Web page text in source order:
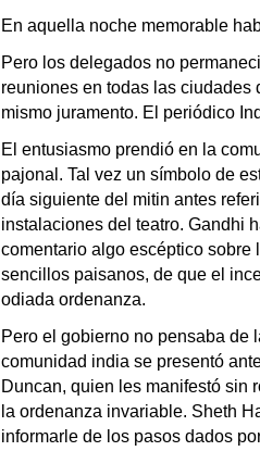
En aquella noche memorable
Pero los delegados no
reuniones en todas las ciudades
mismo juramento. El periódico
El entusiasmo prendió en la
pajonal. Tal vez un símbolo de
día siguiente del mitin antes
instalaciones del teatro. Gandhi
comentario algo escéptico
sencillos paisanos, de que el
odiada ordenanza.
Pero el gobierno no pensaba de
comunidad india se presentó
Duncan, quien les manifestó sin
la ordenanza invariable. Sheth
informarle de los pasos dados